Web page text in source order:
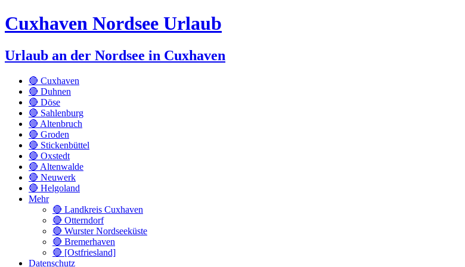
Cuxhaven Nordsee Urlaub
Urlaub an der Nordsee in Cuxhaven
🔴 Cuxhaven
🔴 Duhnen
🔴 Döse
🔴 Sahlenburg
🔴 Altenbruch
🔴 Groden
🔴 Stickenbüttel
🔴 Oxstedt
🔴 Altenwalde
🔴 Neuwerk
🔴 Helgoland
Mehr
🔴 Landkreis Cuxhaven
🔴 Otterndorf
🔴 Wurster Nordseeküste
🔴 Bremerhaven
🔴 [Ostfriesland]
Datenschutz